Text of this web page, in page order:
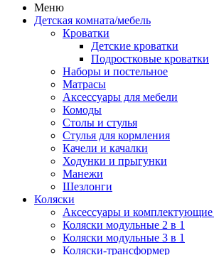
Меню
Детская комната/мебель
Кроватки
Детские кроватки
Подростковые кроватки
Наборы и постельное
Матрасы
Аксессуары для мебели
Комоды
Столы и стулья
Стулья для кормления
Качели и качалки
Ходунки и прыгунки
Манежи
Шезлонги
Коляски
Аксессуары и комплектующие
Коляски модульные 2 в 1
Коляски модульные 3 в 1
Коляски-трансформер